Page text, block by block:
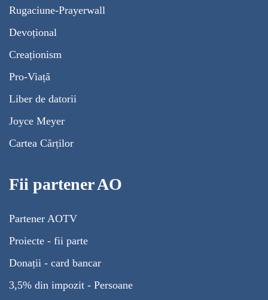
Rugaciune-Prayerwall
Devoțional
Creaționism
Pro-Viață
Liber de datorii
Joyce Meyer
Cartea Cărților
Fii partener AO
Partener AOTV
Proiecte - fii parte
Donații - card bancar
3,5% din impozit - Persoane